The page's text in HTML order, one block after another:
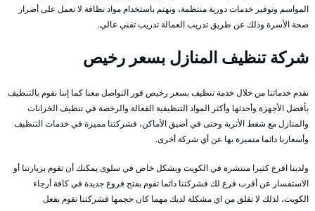
المواسم وتوفير خدمات دورية منتظمة، ونهتم باستخدام مواد نظافة لا تعمل على أضرار
صحة الأسرة وذلك عن طريق تدريب العمالة تدريب تقني عالي.
شركة تنظيف المنازل بسعر رخيص
نقدم خدماتنا من خلال خدمة تنظيف بسعر رخيص فور التواصل معنا كما إننا نقوم بالتنظيف
بأفضل الأجهزة وأحدثها وأكثر المواد التنظيفية الفعالة والرخصة في تنظيف الخزانات
والمنازل مع شفط الأتربة وحتى في أضيق الأماكن، فشركتنا مميزة في خدمات التنظيف
وأسعارنا دائما متميزة بها عن أي شركة أخرى.
ولدينا افرع كثيرا منتشرة في الكويت وبشكل خاص في سلوى يمكنك أن تقوم بزيارتنا أو
الاستفسار عن أقرب فرع لك فشركتنا دائما تقوم بفتح فروع جديدة في كافة أرجاء
الكويت، لذلك لا تقلق من اي مشكلة لديك مهما كان حجمها فشركتنا تقوم بفعل